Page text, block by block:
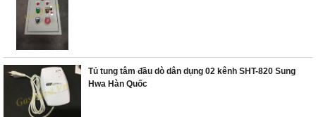
Tủ tung tâm đầu dò dân dụng 02 kênh SHT-820 Sung
Hwa Hàn Quốc